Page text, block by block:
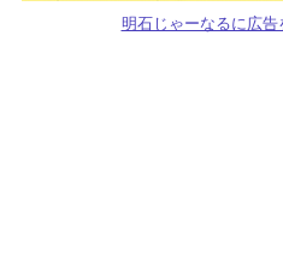
明石じゃーなるに広告